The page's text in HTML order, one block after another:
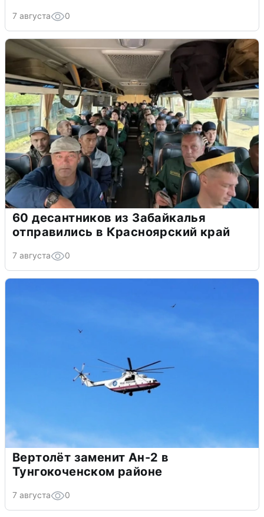
7 августа 0
60 десантников из Забайкалья
отправились в Красноярский край
7 августа 0
Вертолёт заменит Ан-2 в
Тунгокоченском районе
7 августа 0